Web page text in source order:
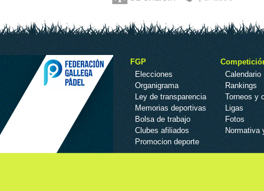
FGP
Elecciones
Organigrama
Ley de transparencia
Memorias deportivas
Bolsa de trabajo
Clubes afiliados
Promocion deporte
Calendario
Rankings
Torneos y
Ligas
Fotos
Normativa